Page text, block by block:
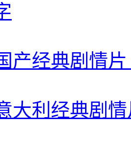
产经典剧情
大利经典剧